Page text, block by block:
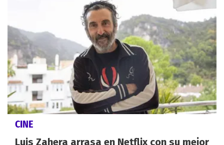
CINE
Luis Zahera arrasa en Netflix con su mejor